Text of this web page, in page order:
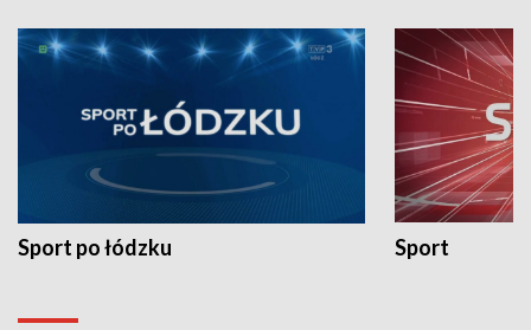
Sport po łódzku Sport